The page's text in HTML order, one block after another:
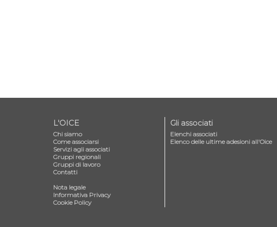
L'OICE
Chi siamo
Come associarsi
Servizi agli associati
Gruppi regionali
Gruppi di lavoro
Contatti
Nota legale
Informativa Privacy
Cookie Policy
Gli associati
Elenchi associati
Elenco delle ultime adesioni all'Oice